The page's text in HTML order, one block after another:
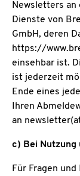
Newsletters an
Dienste von
GmbH, deren
https://
einsehbar ist.
ist jederzeit
Ende eines
Ihren
an
c) Bei
Für Fragen